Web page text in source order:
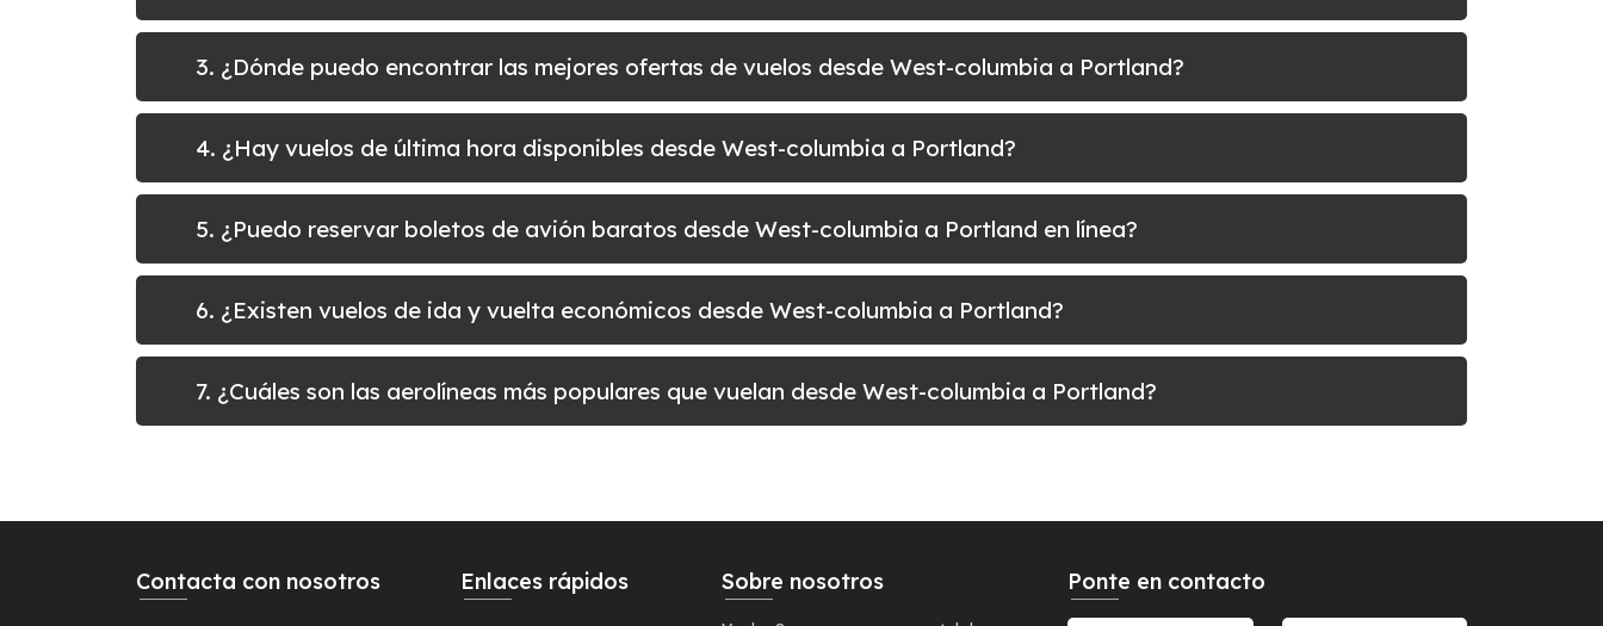
3. ¿Dónde puedo encontrar las mejores ofertas de vuelos desde West-columbia a Portland?
4. ¿Hay vuelos de última hora disponibles desde West-columbia a Portland?
5. ¿Puedo reservar boletos de avión baratos desde West-columbia a Portland en línea?
6. ¿Existen vuelos de ida y vuelta económicos desde West-columbia a Portland?
7. ¿Cuáles son las aerolíneas más populares que vuelan desde West-columbia a Portland?
Contacta con nosotros Enlaces rápidos Sobre nosotros Ponte en contacto